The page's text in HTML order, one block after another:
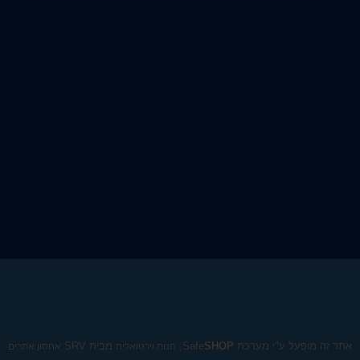
אתר זה מופעל ע"י מערכת Safe SHOP
, חנות וירטואלית מבית SRV אחסון אתרים